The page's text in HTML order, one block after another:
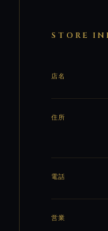
STORE
店名
住所
電話
営業